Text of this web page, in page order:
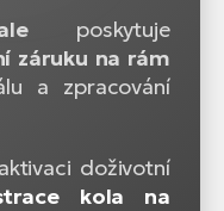
poskytuje
záruku na rám
a zpracování
doživotní
kola na